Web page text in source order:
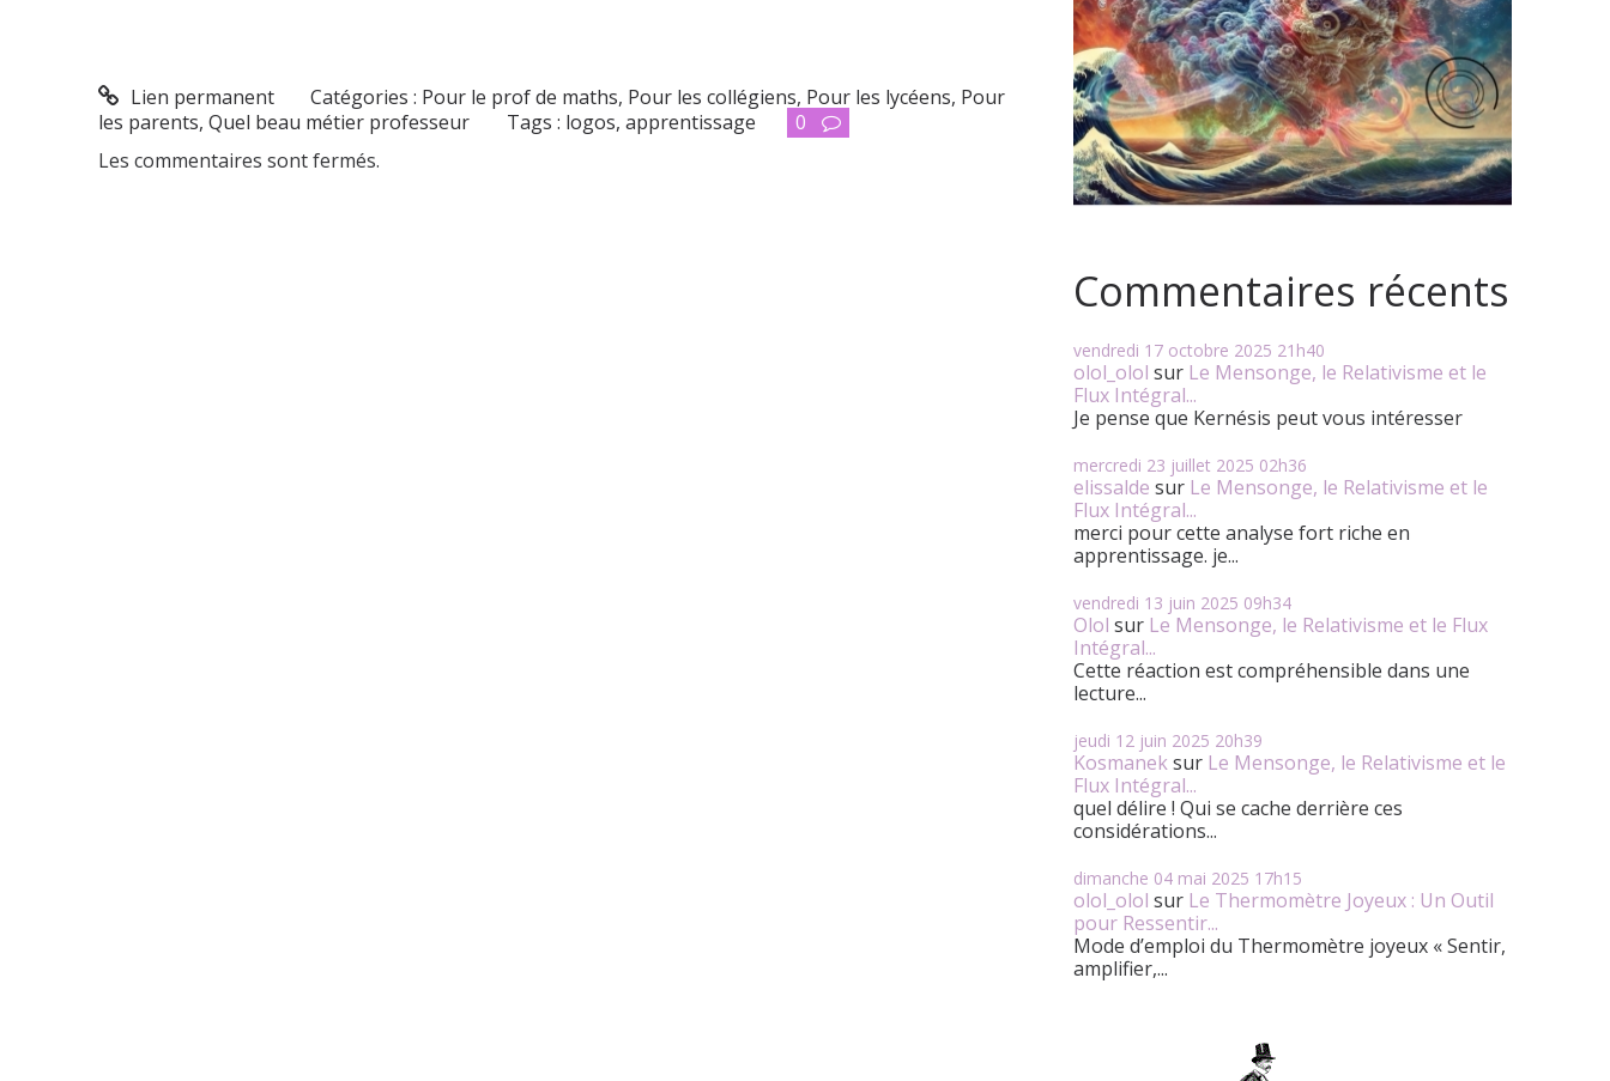
Lien permanent Catégories : Pour le prof de maths, Pour les collégiens, Pour les lycéens, Pour
les parents, Quel beau métier professeur Tags : logos, apprentissage
0
Les commentaires sont fermés.
Commentaires récents
vendredi 17 octobre 2025 21h40
olol_olol sur Le Mensonge, le Relativisme et le
Flux Intégral...
Je pense que Kernésis peut vous intéresser
mercredi 23 juillet 2025 02h36
elissalde sur Le Mensonge, le Relativisme et le
Flux Intégral...
merci pour cette analyse fort riche en
apprentissage. je...
vendredi 13 juin 2025 09h34
Olol sur Le Mensonge, le Relativisme et le Flux
Intégral...
Cette réaction est compréhensible dans une
lecture...
jeudi 12 juin 2025 20h39
Kosmaneksur Le Mensonge, le Relativisme et le
Flux Intégral...
quel délire ! Qui se cache derrière ces
considérations...
dimanche 04 mai 2025 17h15
olol_olol sur Le Thermomètre Joyeux : Un Outil
pour Ressentir...
Mode d’emploi du Thermomètre joyeux « Sentir,
amplifier,...